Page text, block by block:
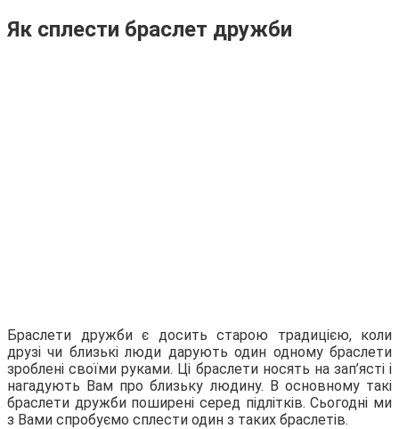
Як сплести браслет дружби
Браслети дружби є досить старою традицією, коли
друзі чи близькі люди дарують один одному браслети
зроблені своїми руками. Ці браслети носять на зап’ясті і
нагадують Вам про близьку людину. В основному такі
браслети дружби поширені серед підлітків. Сьогодні ми
з Вами спробуємо сплести один з таких браслетів.